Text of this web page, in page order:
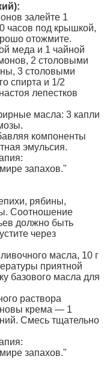
залейте 1
часов под крышкой,
отожмите.
меда и 1 чайной
2 столовыми
3 столовыми
спирта и 1/2
лепестков
масла: 3 капли
компоненты
эмульсия.
запахов."
рябины,
Соотношение
должно быть
через
масла, 10 г
приятной
базового масла для
раствора
крема — 1
Смесь тщательно
запахов."